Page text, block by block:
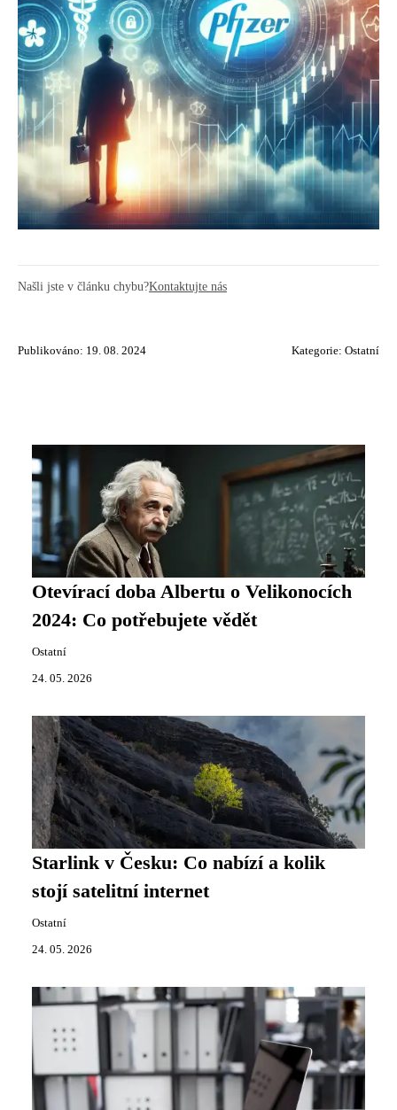
Našli jste v článku chybu?Kontaktujte nás
Publikováno: 19. 08. 2024 Kategorie: Ostatní
Otevírací doba Albertu o Velikonocích
2024: Co potřebujete vědět
Ostatní
24. 05. 2026
Starlink v Česku: Co nabízí a kolik
stojí satelitní internet
Ostatní
24. 05. 2026